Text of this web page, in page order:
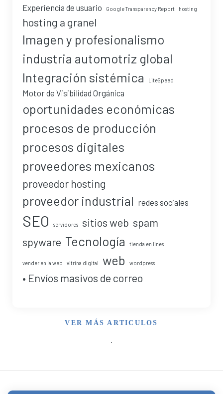
Experiencia de usuario Google Transparency Report hosting
hosting a granel
Imagen y profesionalismo
industria automotriz global
Integración sistémica
LiteSpeed
Motor de Visibilidad Orgánica
oportunidades económicas
procesos de producción
procesos digitales
proveedores mexicanos
proveedor hosting
proveedor industrial redes sociales
SEO servidores sitios web spam
spyware Tecnología tienda en lines
vender en la web vitrina digital web wordpress
• Envíos masivos de correo
.
VER MÁS ARTICULOS